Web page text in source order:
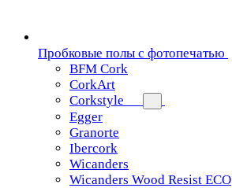
Пробковые полы с фотопечатью
BFM Cork
CorkArt
Corkstyle
Egger
Granorte
Ibercork
Wicanders
Wicanders Wood Resist ECO